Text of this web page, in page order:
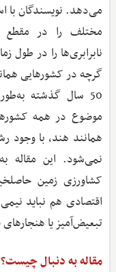
می‌دهد. نویسندگان با
مختلف را در مقطع
نابرابری‌ها را در طول
گرچه در کشورهایی
50 سال گذشته
موضوع در همه
همانند هند، با وجود
نمی‌شود. این مقاله
کشاورزی زمین
اقتصادی هم نباید
تبعیض‌آمیز یا
مقاله به دنبال چیست؟